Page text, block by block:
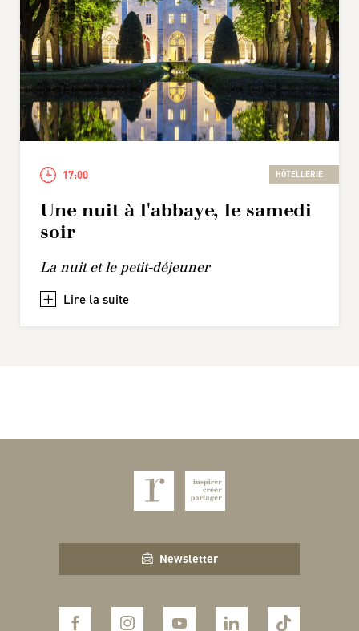
17:00 HÔTELLERIE
Une nuit à l'abbaye, le samedi
soir
La nuit et le petit-déjeuner
+
Newsletter